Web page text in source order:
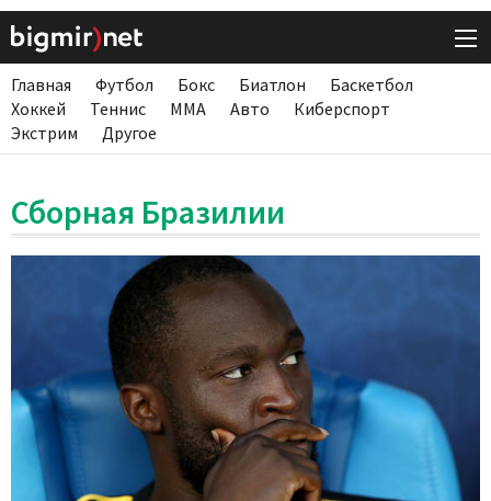
Главная Футбол Бокс Биатлон
Баскетбол
Хоккей
Теннис ММА Авто
Киберспорт
Экстрим
Другое
Сборная Бразилии